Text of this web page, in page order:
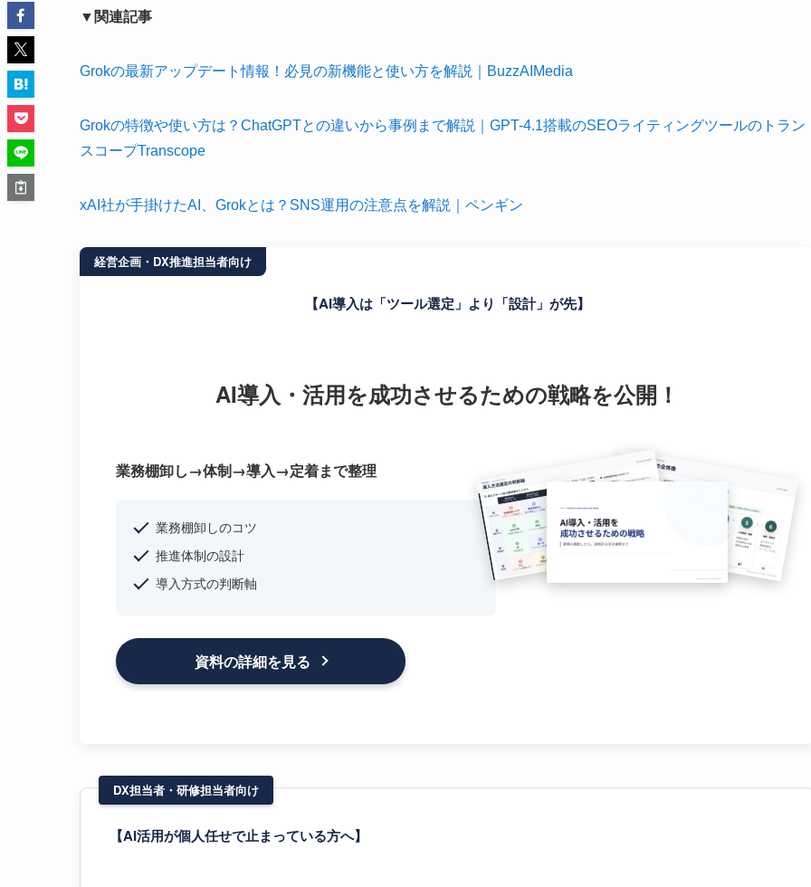
▼関連記事
Grokの最新アップデート情報！必見の新機能と使い方を解説｜BuzzAIMedia
Grokの特徴や使い方は？ChatGPTとの違いから事例まで解説｜GPT-4.1搭載のSEOライティングツールのトラン
スコープTranscope
xAI社が手掛けたAI、Grokとは？SNS運用の注意点を解説｜ペンギン
経営企画・DX推進担当者向け
【AI導入は「ツール選定」より「設計」が先】
AI導入・活用を成功させるための戦略を公開！
業務棚卸し→体制→導入→定着まで整理
業務棚卸しのコツ
推進体制の設計
導入方式の判断軸
資料の詳細を見る
DX担当者・研修担当者向け
【AI活用が個人任せで止まっている方へ】